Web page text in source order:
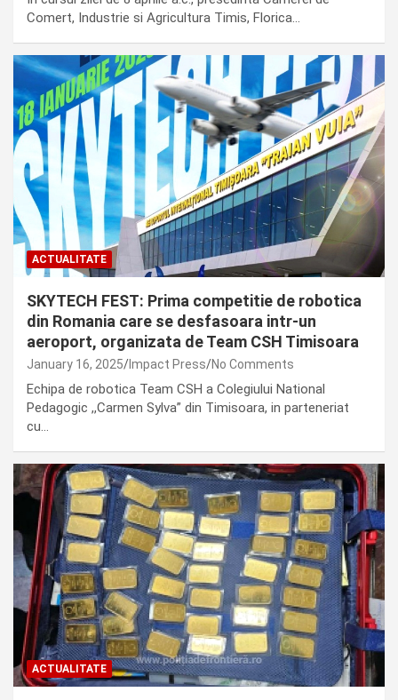
Comert, Industrie si Agricultura Timis, Florica…
ACTUALITATE
SKYTECH FEST: Prima competitie de robotica
din Romania care se desfasoara intr-un
aeroport, organizata de Team CSH Timisoara
January 16, 2025 Impact Press No Comments
Echipa de robotica Team CSH a Colegiului National
Pedagogic ,,Carmen Sylva” din Timisoara, in parteneriat
cu…
ACTUALITATE